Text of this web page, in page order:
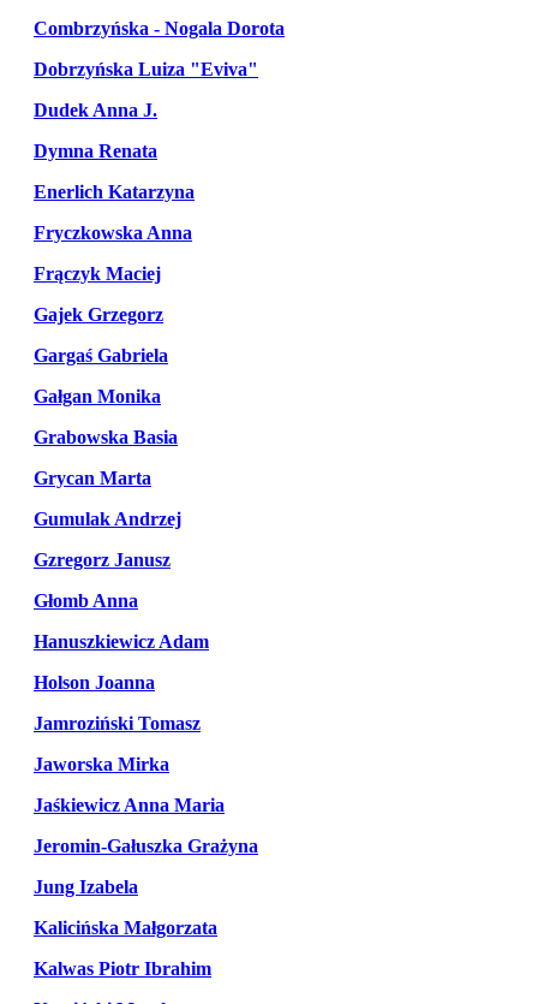
Combrzyńska - Nogala Dorota
Dobrzyńska Luiza "Eviva"
Dudek Anna J.
Dymna Renata
Enerlich Katarzyna
Fryczkowska Anna
Frączyk Maciej
Gajek Grzegorz
Gargaś Gabriela
Gałgan Monika
Grabowska Basia
Grycan Marta
Gumulak Andrzej
Gzregorz Janusz
Głomb Anna
Hanuszkiewicz Adam
Holson Joanna
Jamroziński Tomasz
Jaworska Mirka
Jaśkiewicz Anna Maria
Jeromin-Gałuszka Grażyna
Jung Izabela
Kalicińska Małgorzata
Kalwas Piotr Ibrahim